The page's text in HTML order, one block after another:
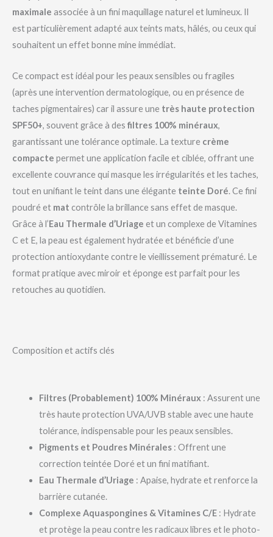
maximale associée à un fini maquillage naturel et lumineux. Il
est particulièrement adapté aux teints mats, hâlés, ou ceux qui
souhaitent un effet bonne mine immédiat.
Ce compact est idéal pour les peaux sensibles ou fragiles
(après une intervention dermatologique, ou en présence de
taches pigmentaires) car il assure une très haute protection
SPF50+, souvent grâce à des filtres 100% minéraux,
garantissant une tolérance optimale. La texture crème
compacte permet une application facile et ciblée, offrant une
excellente couvrance qui masque les irrégularités et les taches,
tout en unifiant le teint dans une élégante teinte Doré. Ce fini
poudré et mat contrôle la brillance sans effet de masque.
Grâce à l’Eau Thermale d’Uriage et un complexe de Vitamines
C et E, la peau est également hydratée et bénéficie d’une
protection antioxydante contre le vieillissement prématuré. Le
format pratique avec miroir et éponge est parfait pour les
retouches au quotidien.
Composition et actifs clés
Filtres (Probablement) 100% Minéraux: Assurent une
très haute protection UVA/UVB stable avec une haute
tolérance, indispensable pour les peaux sensibles.
Pigments et Poudres Minérales: Offrent une
correction teintée Doré et un fini matifiant.
Eau Thermale d’Uriage : Apaise, hydrate et renforce la
barrière cutanée.
Complexe Aquaspongines & Vitamines C/E: Hydrate
et protège la peau contre les radicaux libres et le photo-